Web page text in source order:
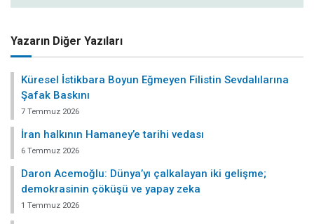
Yazarın Diğer Yazıları
Küresel İstikbara Boyun Eğmeyen Filistin Sevdalılarına
Şafak Baskını
7 Temmuz 2026
İran halkının Hamaney’e tarihi vedası
6 Temmuz 2026
Daron Acemoğlu: Dünya’yı çalkalayan iki gelişme;
demokrasinin çöküşü ve yapay zeka
1 Temmuz 2026